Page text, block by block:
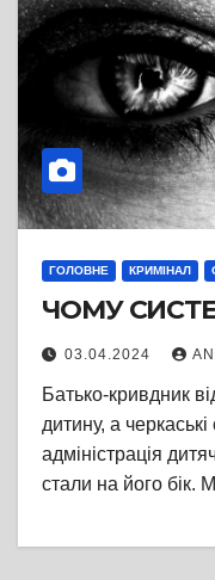
ГОЛОВНЕ КРИМІНАЛ
ЧОМУ
03.04.2024
Батько-кривдник
дитину, а
адміністрація
стали на його бік.